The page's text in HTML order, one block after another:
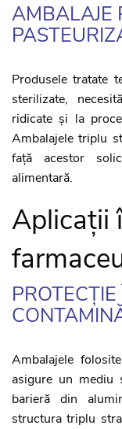
AMBALAJE
Produsele tratate
sterilizate,
ridicate și la
Ambalajele triplu
față acestor
alimentară.
Aplicații
Ambalajele
asigure un mediu
barieră din
structura triplu